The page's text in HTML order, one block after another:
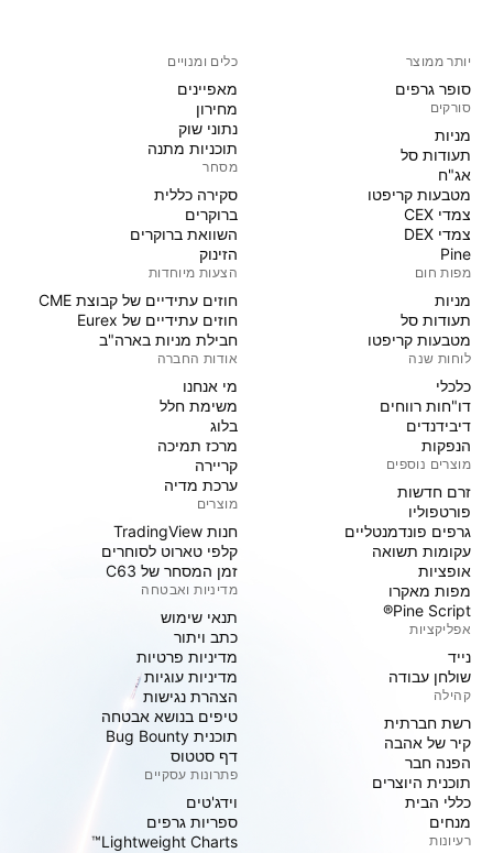
יותר ממוצר
סופר גרפים
סורקים
מניות‏
תעודות סל
אג"ח
מטבעות קריפטו
צמדי CEX
צמדי DEX
Pine
מפות חום
מניות‏
תעודות סל
מטבעות קריפטו
לוחות שנה
כלכלי
דו"חות רווחים
דיבידנדים
הנפקות
מוצרים נוספים
זרם חדשות
פורטפוליו
גרפים פונדמנטליים
עקומות תשואה
אופציות
מפות מאקרו
Pine Script®
אפליקציות
נייד
שולחן עבודה
קהילה
רשת חברתית
קיר של אהבה
הפנה חבר
תוכנית היוצרים
כללי הבית
מנחים
רעיונות
כלים ומנויים
מאפיינים
מחירון
נתוני שוק
תוכניות מתנה
מסחר
סקירה כללית
ברוקרים
השוואת ברוקרים
הזינוק
הצעות מיוחדות
חוזים עתידיים של קבוצת CME
חוזים עתידיים של Eurex
חבילת מניות בארה"ב
אודות החברה
מי אנחנו
משימת חלל
בלוג
מרכז תמיכה
קריירה
ערכת מדיה
מוצרים
חנות TradingView
קלפי טארוט לסוחרים
זמן המסחר של C63
מדיניות ואבטחה
תנאי שימוש
כתב ויתור
מדיניות פרטיות
מדיניות עוגיות
הצהרת נגישות
טיפים בנושא אבטחה
תוכנית Bug Bounty
דף סטטוס
פתרונות עסקיים
וידג'טים
ספריות גרפים
Lightweight Charts™